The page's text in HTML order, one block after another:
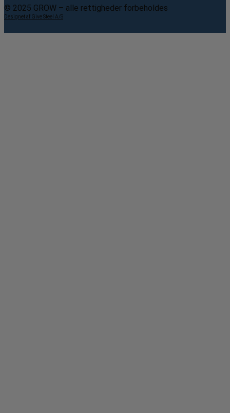
© 2025 GROW – alle rettigheder forbeholdes
Designet af Give Steel A/S